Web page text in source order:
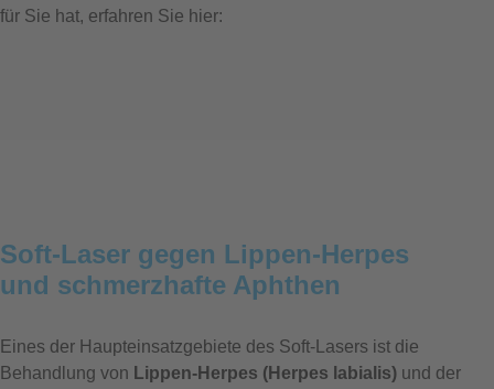
für Sie hat, erfahren Sie hier:
Soft-Laser gegen Lippen-Herpes
und schmerzhafte Aphthen
Eines der Haupteinsatzgebiete des Soft-Lasers ist die
Behandlung von Lippen-Herpes (Herpes labialis) und der